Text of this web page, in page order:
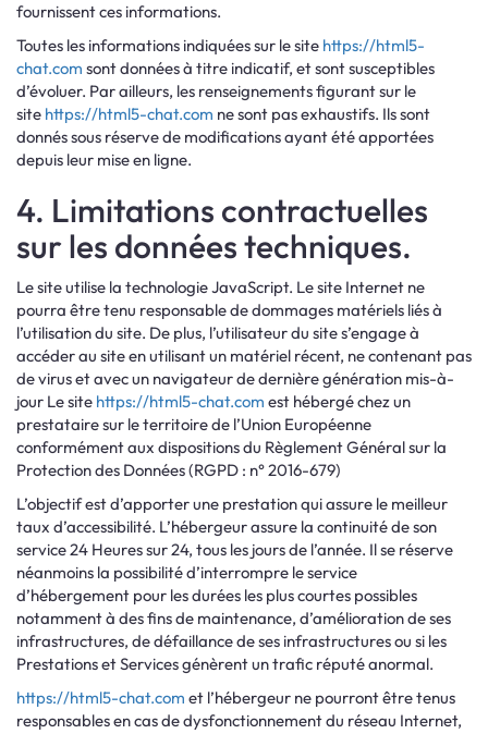
fournissent ces informations.
Toutes les informations indiquées sur le site https://html5-
chat.com sont données à titre indicatif, et sont susceptibles
d’évoluer. Par ailleurs, les renseignements figurant sur le
site https://html5-chat.com ne sont pas exhaustifs. Ils sont
donnés sous réserve de modifications ayant été apportées
depuis leur mise en ligne.
4. Limitations contractuelles
sur les données techniques.
Le site utilise la technologie JavaScript. Le site Internet ne
pourra être tenu responsable de dommages matériels liés à
l’utilisation du site. De plus, l’utilisateur du site s’engage à
accéder au site en utilisant un matériel récent, ne contenant pas
de virus et avec un navigateur de dernière génération mis-à-
jour Le site https://html5-chat.com est hébergé chez un
prestataire sur le territoire de l’Union Européenne
conformément aux dispositions du Règlement Général sur la
Protection des Données (RGPD : n° 2016-679)
L’objectif est d’apporter une prestation qui assure le meilleur
taux d’accessibilité. L’hébergeur assure la continuité de son
service 24 Heures sur 24, tous les jours de l’année. Il se réserve
néanmoins la possibilité d’interrompre le service
d’hébergement pour les durées les plus courtes possibles
notamment à des fins de maintenance, d’amélioration de ses
infrastructures, de défaillance de ses infrastructures ou si les
Prestations et Services génèrent un trafic réputé anormal.
https://html5-chat.com et l’hébergeur ne pourront être tenus
responsables en cas de dysfonctionnement du réseau Internet,